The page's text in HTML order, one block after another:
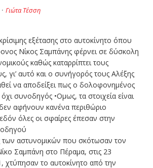
· Γιώτα Τέσση
εξέτασης στο αυτοκίνητο όπου
Νίκος Σαμπάνης φέρνει σε δύσκολη
καθώς καταρρίπτει τους
γι’ αυτό και ο συνήγορός τους Αλέξης
να αποδείξει πως ο δολοφονημένος
συνοδηγός •Ομως, τα στοιχεία είναι
δεν αφήνουν κανένα περιθώριο
όλες οι σφαίρες έπεσαν στην
των αστυνομικών που σκότωσαν τον
Σαμπάνη στο Πέραμα, στις 23
χτύπησαν το αυτοκίνητο από την